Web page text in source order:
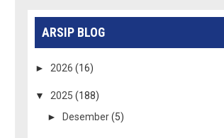
ARSIP BLOG
► 2026 (16)
▼ 2025 (188)
► Desember(5)